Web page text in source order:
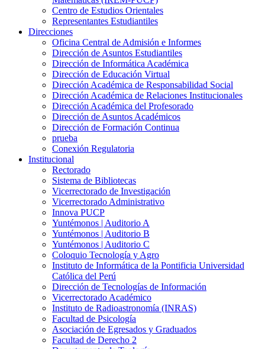
Centro de Estudios Orientales
Representantes Estudiantiles
Direcciones
Oficina Central de Admisión e Informes
Dirección de Asuntos Estudiantiles
Dirección de Informática Académica
Dirección de Educación Virtual
Dirección Académica de Responsabilidad Social
Dirección Académica de Relaciones Institucionales
Dirección Académica del Profesorado
Dirección de Asuntos Académicos
Dirección de Formación Continua
prueba
Conexión Regulatoria
Institucional
Rectorado
Sistema de Bibliotecas
Vicerrectorado de Investigación
Vicerrectorado Administrativo
Innova PUCP
Yuntémonos | Auditorio A
Yuntémonos | Auditorio B
Yuntémonos | Auditorio C
Coloquio Tecnología y Agro
Instituto de Informática de la Pontificia Universidad
Católica del Perú
Dirección de Tecnologías de Información
Vicerrectorado Académico
Instituto de Radioastronomía (INRAS)
Facultad de Psicología
Asociación de Egresados y Graduados
Facultad de Derecho 2